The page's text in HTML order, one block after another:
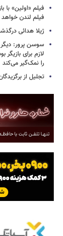
فیلم «اولین» با
فیلم لندن خواهد
ژیلا هدائی
سوسن پرور:
لازم برای
را نمک‌گیر می‌کند
تجلیل از